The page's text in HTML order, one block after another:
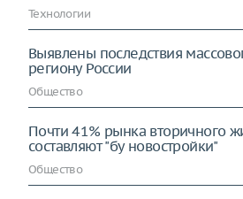
Технологии
Выявлены последствия
региону России
Общество
Почти 41% рынка вторичного
составляют "бу новостройки"
Общество